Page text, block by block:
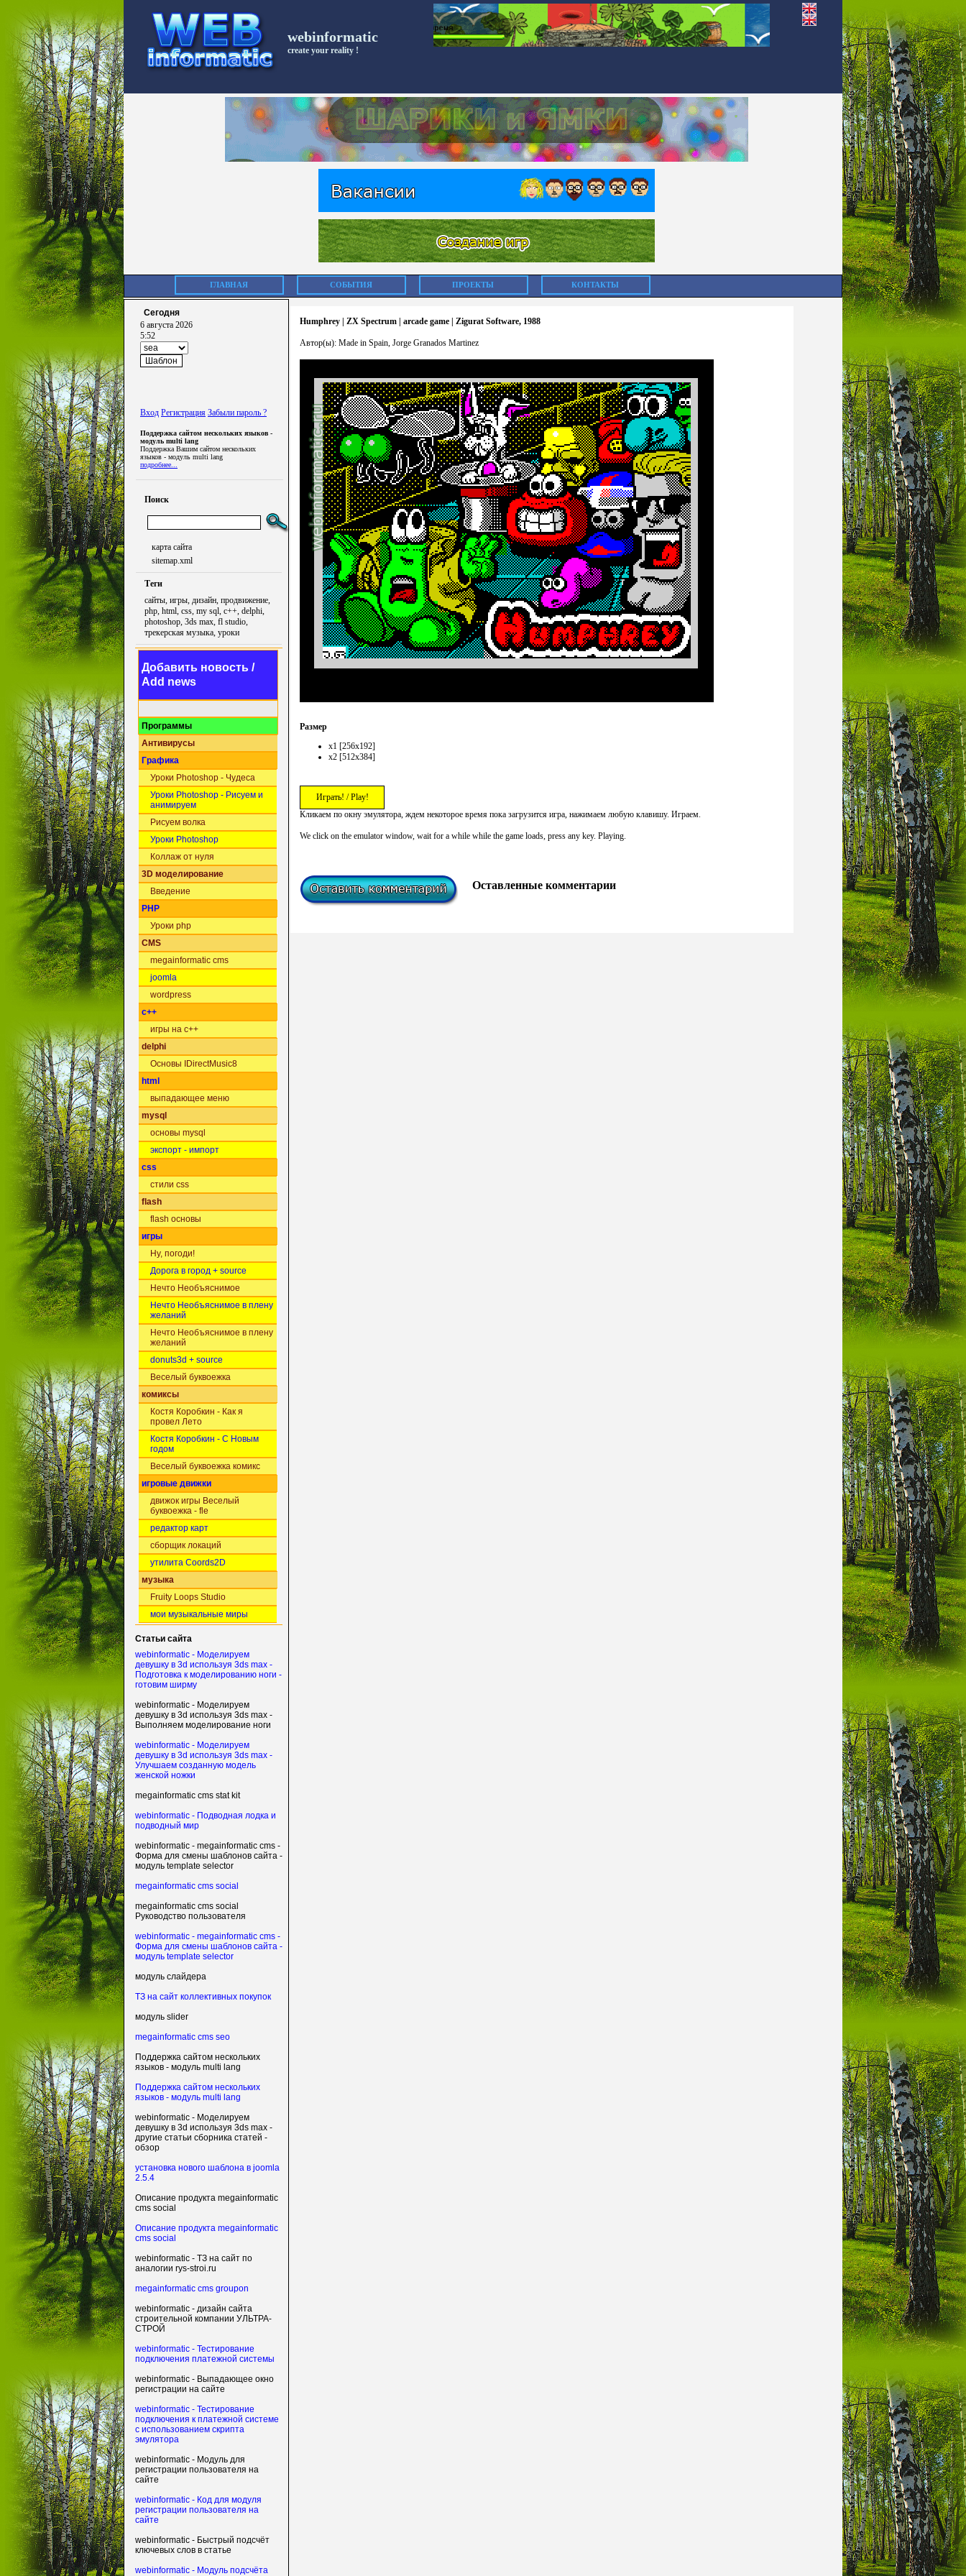
webinformatic
create your reality !
ГЛАВНАЯ СОБЫТИЯ ПРОЕКТЫ КОНТАКТЫ
Сегодня
6 августа 2026
5:52
Вход Регистрация Забыли пароль ?
Поддержка сайтом нескольких языков -
модуль multi lang
Поддержка Вашим сайтом нескольких
языков - модуль multi lang
подробнее...
Поиск
карта сайта
sitemap.xml
Теги
сайты, игры, дизайн, продвижение,
php, html, css, my sql, c++, delphi,
photoshop, 3ds max, fl studio,
трекерская музыка, уроки
Добавить новость /
Add news
Программы
Антивирусы
Графика
Уроки Photoshop - Чудеса
Уроки Photoshop - Рисуем и
анимируем
Рисуем волка
Уроки Photoshop
Коллаж от нуля
3D моделирование
Введение
PHP
Уроки php
CMS
megainformatic cms
joomla
wordpress
c++
игры на c++
delphi
Основы IDirectMusic8
html
выпадающее меню
mysql
основы mysql
экспорт - импорт
css
стили css
flash
flash основы
игры
Ну, погоди!
Дорога в город + source
Нечто Необъяснимое
Нечто Необъяснимое в плену
желаний
Нечто Необъяснимое в плену
желаний
donuts3d + source
Веселый буквоежка
комиксы
Костя Коробкин - Как я
провел Лето
Костя Коробкин - С Новым
годом
Веселый буквоежка комикс
игровые движки
движок игры Веселый
буквоежка - fle
редактор карт
сборщик локаций
утилита Coords2D
музыка
Fruity Loops Studio
мои музыкальные миры
Статьи сайта
webinformatic - Моделируем
девушку в 3d используя 3ds max -
Подготовка к моделированию ноги -
готовим ширму
webinformatic - Моделируем
девушку в 3d используя 3ds max -
Выполняем моделирование ноги
webinformatic - Моделируем
девушку в 3d используя 3ds max -
Улучшаем созданную модель
женской ножки
megainformatic cms stat kit
webinformatic - Подводная лодка и
подводный мир
webinformatic - megainformatic cms -
Форма для смены шаблонов сайта -
модуль template selector
megainformatic cms social
megainformatic cms social
Руководство пользователя
webinformatic - megainformatic cms -
Форма для смены шаблонов сайта -
модуль template selector
модуль слайдера
ТЗ на сайт коллективных покупок
модуль slider
megainformatic cms seo
Поддержка сайтом нескольких
языков - модуль multi lang
Поддержка сайтом нескольких
языков - модуль multi lang
webinformatic - Моделируем
девушку в 3d используя 3ds max -
другие статьи сборника статей -
обзор
установка нового шаблона в joomla
2.5.4
Описание продукта megainformatic
cms social
Описание продукта megainformatic
cms social
webinformatic - ТЗ на сайт по
аналогии rys-stroi.ru
megainformatic cms groupon
webinformatic - дизайн сайта
строительной компании УЛЬТРА-
СТРОЙ
webinformatic - Тестирование
подключения платежной системы
webinformatic - Выпадающее окно
регистрации на сайте
webinformatic - Тестирование
подключения к платежной системе
с использованием скрипта
эмулятора
webinformatic - Модуль для
регистрации пользователя на
сайте
webinformatic - Код для модуля
регистрации пользователя на
сайте
webinformatic - Быстрый подсчёт
ключевых слов в статье
webinformatic - Модуль подсчёта
Humphrey | ZX Spectrum | arcade game | Zigurat Software, 1988
Автор(ы): Made in Spain, Jorge Granados Martinez
Размер
x1 [256x192]
x2 [512x384]
Играть! / Play!
Кликаем по окну эмулятора, ждем некоторое время пока загрузится игра, нажимаем любую клавишу. Играем.
We click on the emulator window, wait for a while while the game loads, press any key. Playing.
Оставленные комментарии